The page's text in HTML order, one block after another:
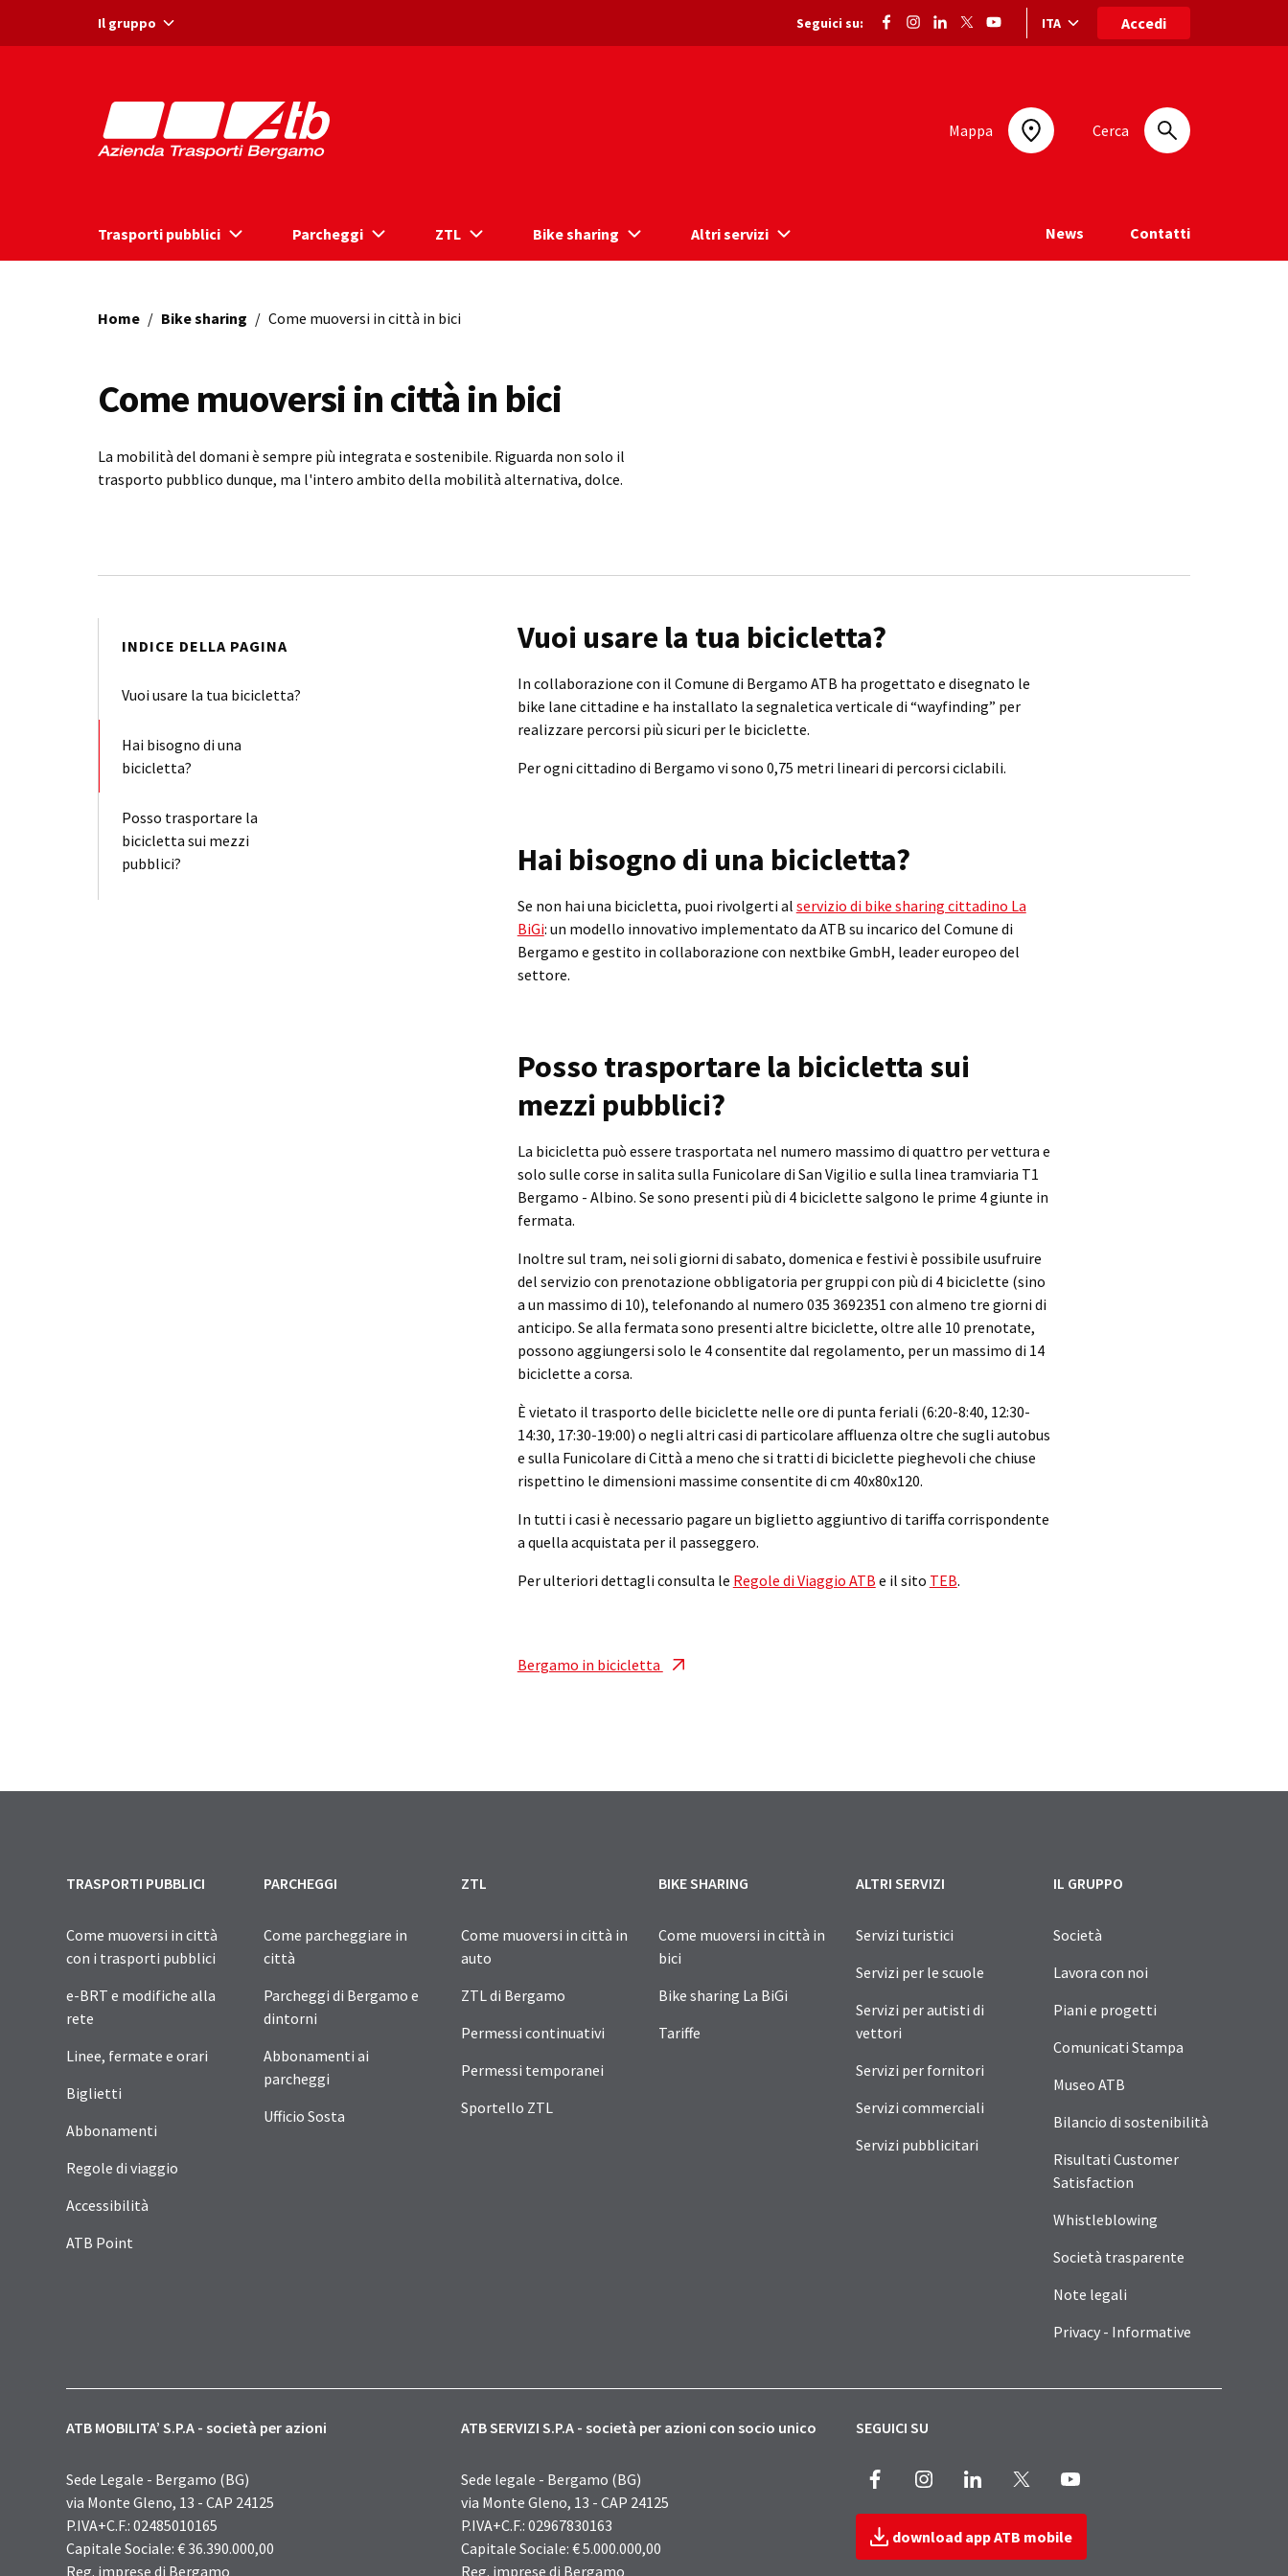
Il gruppo Seguici su: Selezione lingua: lingua selezionata
ITA Accedi
Mappa Cerca
Trasporti pubblici Parcheggi ZTL Bike sharing Altri servizi News Contatti
Home / Bike sharing / Come muoversi in città in bici
Come muoversi in città in bici
La mobilità del domani è sempre più integrata e sostenibile. Riguarda non solo il
trasporto pubblico dunque, ma l'intero ambito della mobilità alternativa, dolce.
INDICE DELLA PAGINA
Vuoi usare la tua bicicletta?
Hai bisogno di una
bicicletta?
Posso trasportare la
bicicletta sui mezzi
pubblici?
Vuoi usare la tua bicicletta?
In collaborazione con il Comune di Bergamo ATB ha progettato e disegnato le
bike lane cittadine e ha installato la segnaletica verticale di “wayfinding” per
realizzare percorsi più sicuri per le biciclette.
Per ogni cittadino di Bergamo vi sono 0,75 metri lineari di percorsi ciclabili.
Hai bisogno di una bicicletta?
Se non hai una bicicletta, puoi rivolgerti al servizio di bike sharing cittadino La
BiGi: un modello innovativo implementato da ATB su incarico del Comune di
Bergamo e gestito in collaborazione con nextbike GmbH, leader europeo del
settore.
Posso trasportare la bicicletta sui
mezzi pubblici?
La bicicletta può essere trasportata nel numero massimo di quattro per vettura e
solo sulle corse in salita sulla Funicolare di San Vigilio e sulla linea tramviaria T1
Bergamo - Albino. Se sono presenti più di 4 biciclette salgono le prime 4 giunte in
fermata.
Inoltre sul tram, nei soli giorni di sabato, domenica e festivi è possibile usufruire
del servizio con prenotazione obbligatoria per gruppi con più di 4 biciclette (sino
a un massimo di 10), telefonando al numero 035 3692351 con almeno tre giorni di
anticipo. Se alla fermata sono presenti altre biciclette, oltre alle 10 prenotate,
possono aggiungersi solo le 4 consentite dal regolamento, per un massimo di 14
biciclette a corsa.
È vietato il trasporto delle biciclette nelle ore di punta feriali (6:20-8:40, 12:30-
14:30, 17:30-19:00) o negli altri casi di particolare affluenza oltre che sugli autobus
e sulla Funicolare di Città a meno che si tratti di biciclette pieghevoli che chiuse
rispettino le dimensioni massime consentite di cm 40x80x120.
In tutti i casi è necessario pagare un biglietto aggiuntivo di tariffa corrispondente
a quella acquistata per il passeggero.
Per ulteriori dettagli consulta le Regole di Viaggio ATB e il sito TEB.
Bergamo in bicicletta
TRASPORTI PUBBLICI
Come muoversi in città
con i trasporti pubblici
e-BRT e modifiche alla
rete
Linee, fermate e orari
Biglietti
Abbonamenti
Regole di viaggio
Accessibilità
ATB Point
PARCHEGGI
Come parcheggiare in
città
Parcheggi di Bergamo e
dintorni
Abbonamenti ai
parcheggi
Ufficio Sosta
ZTL
Come muoversi in città in
auto
ZTL di Bergamo
Permessi continuativi
Permessi temporanei
Sportello ZTL
BIKE SHARING
Come muoversi in città in
bici
Bike sharing La BiGi
Tariffe
ALTRI SERVIZI
Servizi turistici
Servizi per le scuole
Servizi per autisti di
vettori
Servizi per fornitori
Servizi commerciali
Servizi pubblicitari
IL GRUPPO
Società
Lavora con noi
Piani e progetti
Comunicati Stampa
Museo ATB
Bilancio di sostenibilità
Risultati Customer
Satisfaction
Whistleblowing
Società trasparente
Note legali
Privacy - Informative
ATB MOBILITA’ S.P.A - società per azioni
Sede Legale - Bergamo (BG)
via Monte Gleno, 13 - CAP 24125
P.IVA+C.F.: 02485010165
Capitale Sociale: € 36.390.000,00
Reg. imprese di Bergamo
ATB SERVIZI S.P.A - società per azioni con socio unico
Sede legale - Bergamo (BG)
via Monte Gleno, 13 - CAP 24125
P.IVA+C.F.: 02967830163
Capitale Sociale: € 5.000.000,00
Reg. imprese di Bergamo
SEGUICI SU
Facebook InstagramLinkedIn
download app ATB mobile